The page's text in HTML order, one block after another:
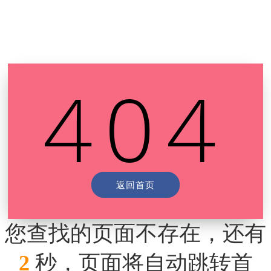
404
返回首页
您查找的页面不存在，还有
2 秒，页面将自动跳转首